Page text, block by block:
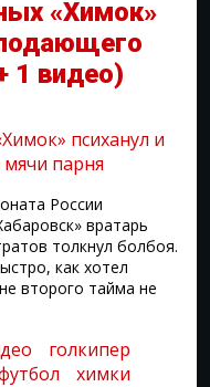
«Химок»
1 видео)
России
вратарь
толкнул болбоя.
как хотел
второго тайма не
голкипер
химки